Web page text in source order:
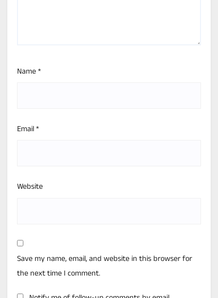
Name*
Email*
Website
Save my name, email, and website in this browser for
the next time I comment.